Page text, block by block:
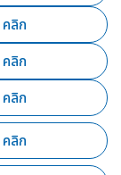
คลิก
คลิก
คลิก
คลิก